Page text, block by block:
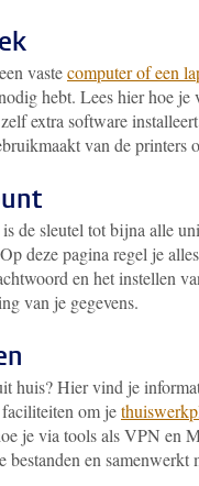
vastecomputer of een
hebt. Lees hier hoe
extra software
van de printers
is de sleutel tot bijna alle
deze pagina regel je
en het instellen
van je gegevens.
huis? Hier vind je
om je
je via tools als VPN en
en samenwerkt